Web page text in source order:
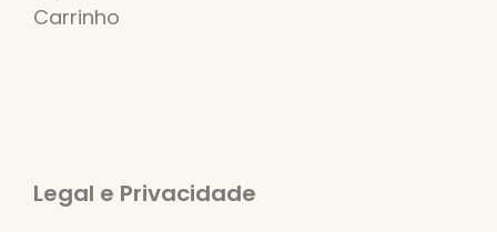
Carrinho
Legal e Privacidade